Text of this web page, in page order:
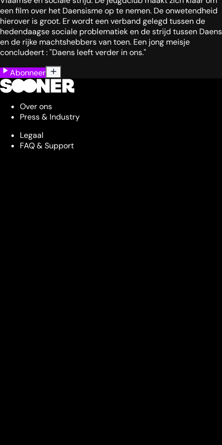
een film over het Daensisme op te nemen. De onwetendheid
hierover is groot. Er wordt een verband gelegd tussen de
hedendaagse sociale problematiek en de strijd tussen Daens
en de rijke machtshebbers van toen. Een jong meisje
concludeert : "Daens leeft verder in ons."
Abonneer
Over ons
Press & Industry
Legaal
FAQ & Support